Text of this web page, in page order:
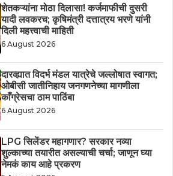
शेतकऱ्यांना मोठा दिलासा! कर्जमाफीची दुसरी
यादी लवकरच; कृषिमंत्री दत्तात्रय भरणे यांनी
दिली महत्त्वाची माहिती
6 August 2026
दारव्ह्यात विदर्भ मंडल यात्रेचे जल्लोषात स्वागत;
ओबीसी जातीनिहाय जनगणनेच्या मागणीला
काँग्रेसचा ठाम पाठिंबा
6 August 2026
LPG सिलेंडर महागणार? सरकार नव्या
शुल्काच्या तयारीत असल्याची चर्चा; जाणून घ्या
नेमकं काय आहे प्रकरण